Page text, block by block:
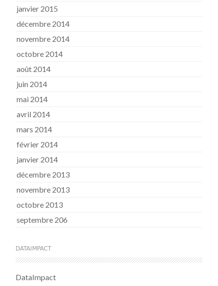
janvier 2015
décembre 2014
novembre 2014
octobre 2014
août 2014
juin 2014
mai 2014
avril 2014
mars 2014
février 2014
janvier 2014
décembre 2013
novembre 2013
octobre 2013
septembre 206
DATAIMPACT
DataImpact